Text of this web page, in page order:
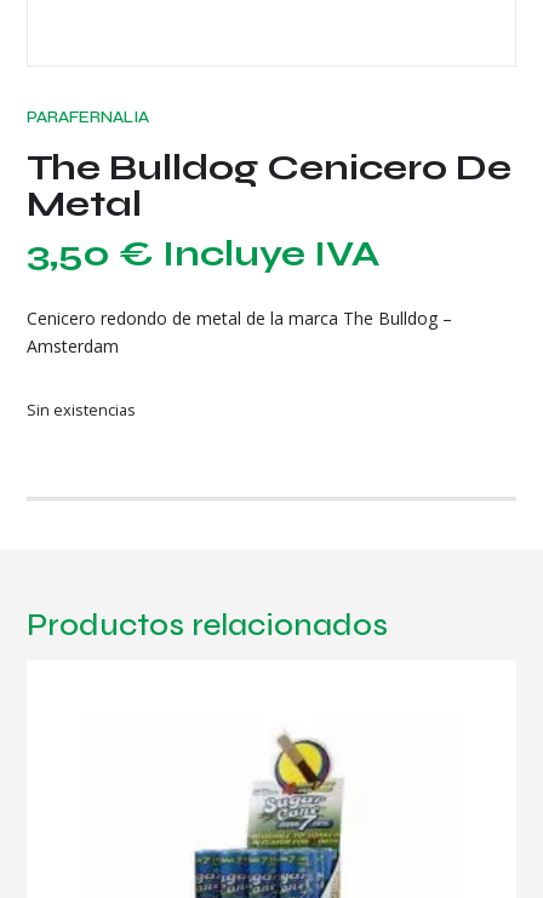
PARAFERNALIA
The Bulldog Cenicero De
Metal
3,50 € Incluye IVA
Cenicero redondo de metal de la marca The Bulldog –
Amsterdam
Sin existencias
Productos relacionados